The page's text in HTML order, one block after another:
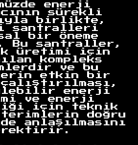
enerji
sürekli
birlikte,
santralleri
bir öneme
Bu santraller,
üretimi için
kompleks
ve bu
etkin bir
enerji
ve enerji
için teknik
doğru
anlaşılmasını